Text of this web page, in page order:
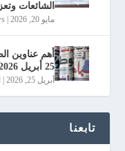
الشائعات
مايو 20, 2026
أهم عناوين
25 أبريل 2026م
أبريل 25, 2026
تابعنا